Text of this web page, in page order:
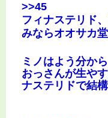
>>45
フィナステリド
みならオオサカ
ミノはよう分か
おっさんが生や
ナステリドで結